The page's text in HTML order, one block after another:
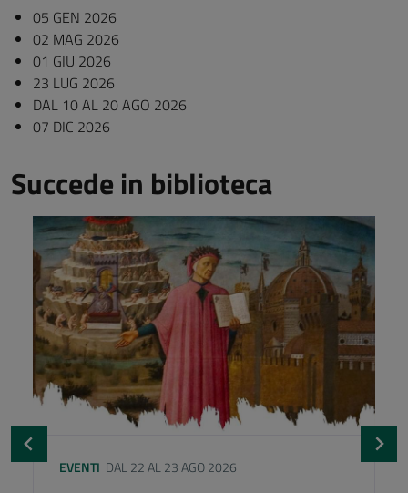
05 GEN 2026
02 MAG 2026
01 GIU 2026
23 LUG 2026
DAL 10 AL 20 AGO 2026
07 DIC 2026
Succede in biblioteca
EVENTI DAL 22 AL 23 AGO 2026